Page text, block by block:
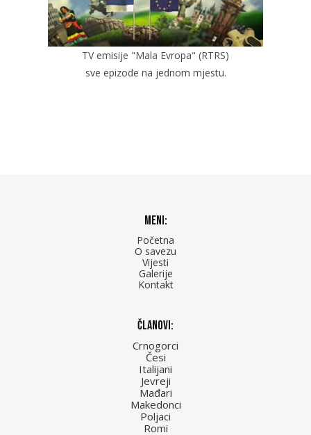
TV emisije "Mala Evropa" (RTRS)
sve epizode na jednom mjestu.
Meni:
Početna
O savezu
Vijesti
Galerije
Kontakt
Članovi:
Crnogorci
Česi
Italijani
Jevreji
Mađari
Makedonci
Poljaci
Romi